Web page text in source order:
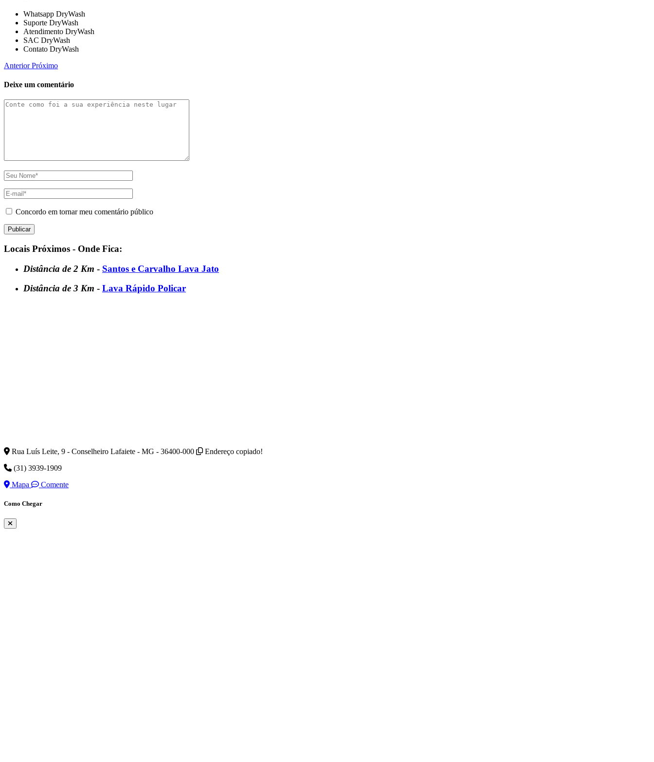
Whatsapp DryWash
Suporte DryWash
Atendimento DryWash
SAC DryWash
Contato DryWash
AnteriorPróximo
Deixe um comentário
Concordo em tornar meu comentário público
Locais Próximos - Onde Fica:
Distância de 2 Km - Santos e Carvalho Lava Jato
Distância de 3 Km - Lava Rápido Policar
Rua Luís Leite, 9 - Conselheiro Lafaiete - MG - 36400-000
Endereço copiado!
(31) 3939-1909
Mapa
Comente
Como Chegar